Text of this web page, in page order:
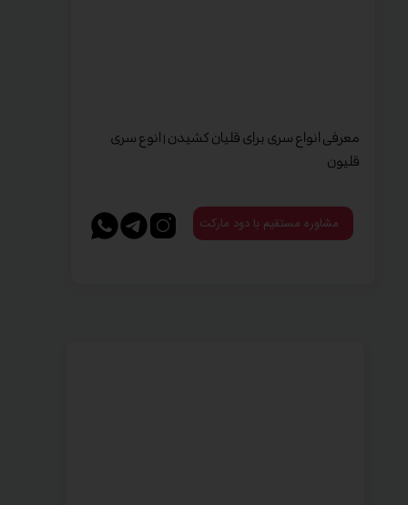
معرفی انواع سری برای قلیان کشیدن | انوع سری
قلیون
مشاوره مستقیم با دود مارکت